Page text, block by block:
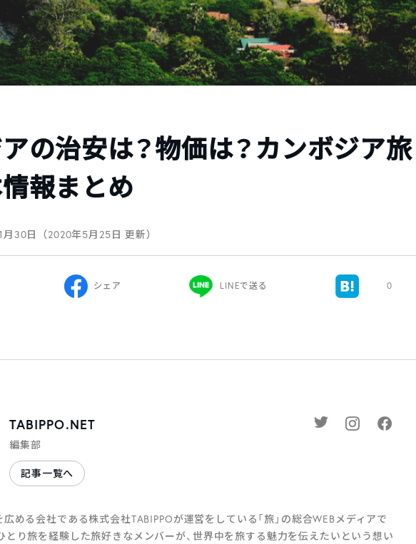
の治安は？物価は？カンボジア旅
報まとめ
月30日（2020年5月25日 更新）
シェア LINEで送る 0
TABIPPO.NET
編集部
記事一覧へ
広める会社である株式会社TABIPPOが運営をしている「旅」の総合WEBメディアで
とり旅を経験した旅好きなメンバーが、世界中を旅する魅力を伝えたいという想い